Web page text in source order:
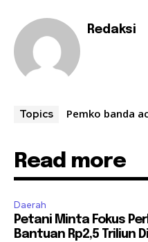
Redaksi
Topics Pemko banda
Read more
Daerah
Petani Minta Fokus
Bantuan Rp2,5 Triliun